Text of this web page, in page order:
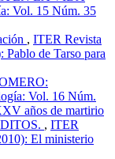
Vol. 15 Núm. 35
, ITER Revista
de Tarso para
Vol. 16 Núm.
años de martirio
, ITER
El ministerio